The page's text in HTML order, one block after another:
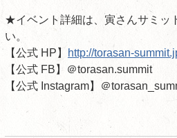
★イベント詳細は、寅さんサミッ
い。
【公式 HP】
http://torasan-
【公式 FB】＠torasan.summit
【公式 Instagram】＠